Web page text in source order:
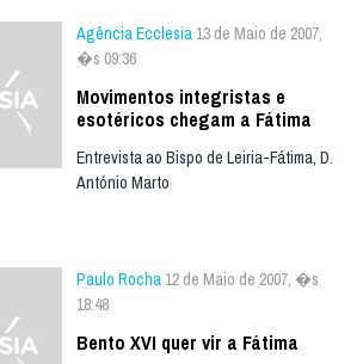
Agência Ecclesia 13 de Maio de 2007,
�s 09:36
Movimentos integristas e
esotéricos chegam a Fátima
Entrevista ao Bispo de Leiria-Fátima, D.
António Marto
Paulo Rocha 12 de Maio de 2007, �s
18:48
Bento XVI quer vir a Fátima